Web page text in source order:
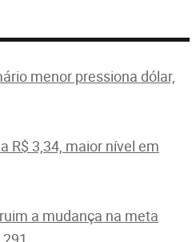
menor pressiona dólar,
R$ 3,34, maior nível em
a mudança na meta